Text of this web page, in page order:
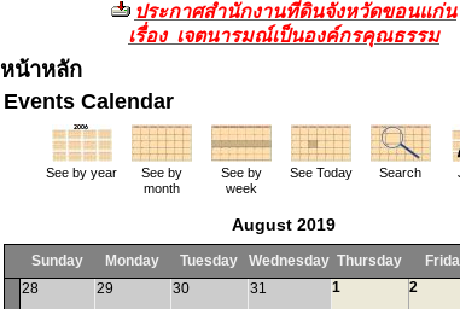
ประกาศสำนักงานที่ดินจังหวัดขอนแก่น
เรื่อง เจตนารมณ์เป็นองค์กรคุณธรรม
หน้าหลัก
Events Calendar
See by year
See by
month
See by
week
See Today Search
August 2019
Sunday Monday Tuesday Wednesday Thursday
28 29 30 31 1 2